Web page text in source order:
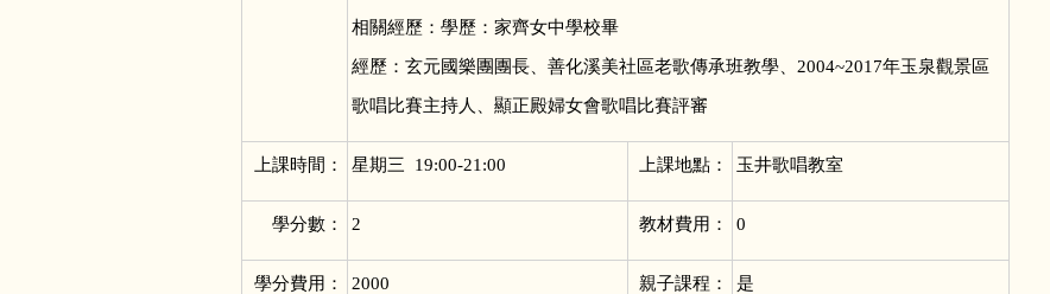
相關經歷：學歷：家齊女中學校畢
經歷：玄元國樂團團長、善化溪美社區老歌傳承班教學、2004~2017年玉泉觀景區
歌唱比賽主持人、顯正殿婦女會歌唱比賽評審
上課時間： 星期三 19:00-21:00 上課地點： 玉井歌唱教室
學分數： 2 教材費用： 0
學分費用： 2000 親子課程： 是